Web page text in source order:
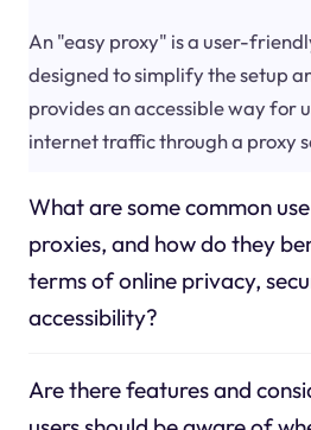
An "easy proxy" is a user-
designed to simplify the setup
provides an accessible way for
internet traffic through a proxy
What are some common
proxies, and how do they
terms of online privacy,
accessibility?
Are there features and